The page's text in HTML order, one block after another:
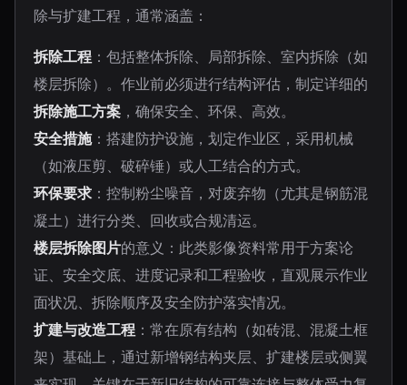
除与扩建工程，通常涵盖：
拆除工程 ：包括整体拆除、局部拆除、室内拆除（如
楼层拆除）。作业前必须进行结构评估，制定详细的
拆除施工方案 ，确保安全、环保、高效。
安全措施：搭建防护设施，划定作业区，采用机械
（如液压剪、破碎锤）或人工结合的方式。
环保要求 ：控制粉尘噪音，对废弃物（尤其是钢筋混
凝土）进行分类、回收或合规清运。
楼层拆除图片的意义：此类影像资料常用于方案论
证、安全交底、进度记录和工程验收，直观展示作业
面状况、拆除顺序及安全防护落实情况。
扩建与改造工程 ：常在原有结构（如砖混、混凝土框
架）基础上，通过新增钢结构夹层、扩建楼层或侧翼